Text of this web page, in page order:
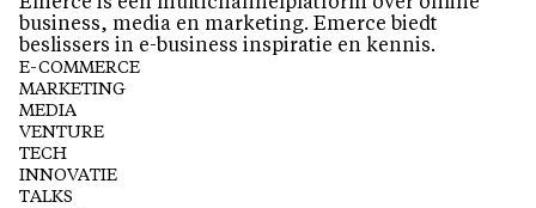
Emerce is een multichannelplatform over online
business, media en marketing. Emerce biedt
beslissers in e-business inspiratie en kennis.
E-COMMERCE
MARKETING
MEDIA
VENTURE
TECH
INNOVATIE
TALKS